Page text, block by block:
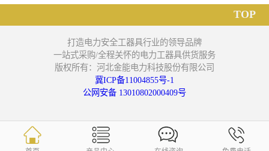
TOP
打造电力安全工器具行业的领导品牌
一站式采购/全程关怀的电力工器具供货服务
版权所有：河北金能电力科技股份有限公司
冀ICP备11004855号-1
公网安备 13010802000409号